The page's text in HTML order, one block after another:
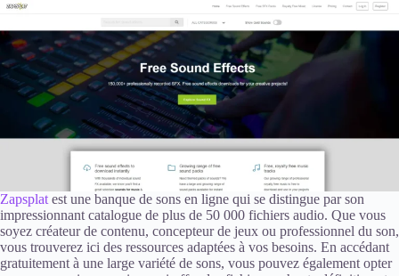
Zapsplat est une banque de sons en ligne qui se distingue par son
impressionnant catalogue de plus de 50 000 fichiers audio. Que vous
soyez créateur de contenu, concepteur de jeux ou professionnel du son,
vous trouverez ici des ressources adaptées à vos besoins. En accédant
gratuitement à une large variété de sons, vous pouvez également opter